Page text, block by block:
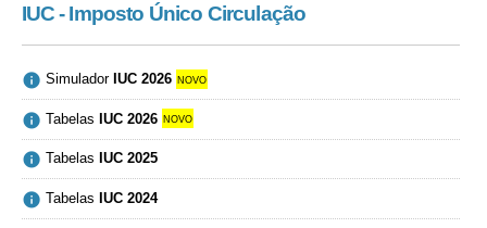
IUC - Imposto Único Circulação
 Simulador IUC 2026 novo
 Tabelas IUC 2026 novo
 Tabelas IUC 2025
 Tabelas IUC 2024